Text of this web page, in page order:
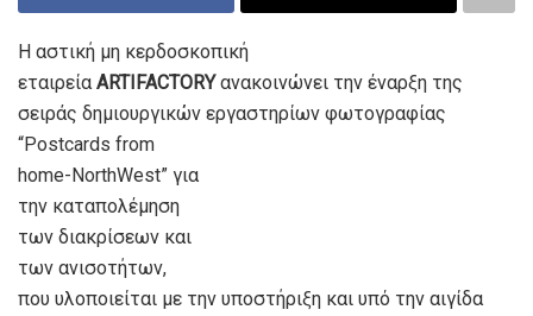
Η αστική μη κερδοσκοπική
εταιρεία ARTIFACTORYανακοινώνει την έναρξη της
σειράς δημιουργικών εργαστηρίων φωτογραφίας
“Postcards from
home-NorthWest” για
την καταπολέμηση
των διακρίσεων και
των ανισοτήτων,
που υλοποιείται με την υποστήριξη και υπό την αιγίδα